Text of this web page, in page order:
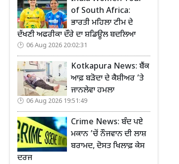
of South Africa:
ਭਾਰਤੀ ਮਹਿਲਾ ਟੀਮ ਦੇ
ਦੱਖਣੀ ਅਫਰੀਕਾ ਦੌਰੇ ਦਾ ਸ਼ਡਿਊਲ ਬਦਲਿਆ
06 Aug 2026 20:02:31
Kotkapura News: ਬੈਂਕ
ਆਫ਼ ਬੜੋਦਾ ਦੇ ਕੈਸ਼ੀਅਰ ’ਤੇ
ਜਾਨਲੇਵਾ ਹਮਲਾ
06 Aug 2026 19:51:49
Crime News: ਬੰਦ ਪਏ
ਮਕਾਨ ’ਚੋਂ ਨੌਜਵਾਨ ਦੀ ਲਾਸ਼
ਬਰਾਮਦ, ਦੋਸਤ ਖਿਲਾਫ਼ ਕੇਸ
ਦਰਜ